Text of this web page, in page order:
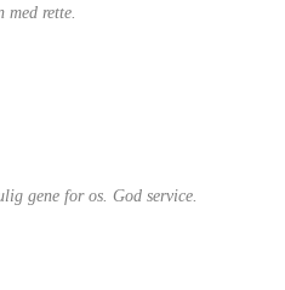
med rette.
gene for os. God service.